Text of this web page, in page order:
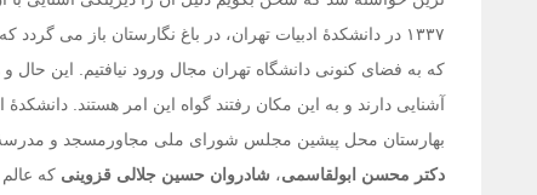
۱۳۳۷ در دانشکدۀ ادبیات تهران، در باغ نگارستان باز می
که به فضای کنونی دانشگاه تهران مجال ورود نیافتیم. این حال
آشنایی دارند و به این مکان رفتند گواه این امر هستند.
بهارستان محل پیشین مجلس شورای ملی مجاورمسجد و مدرسۀ
دکتر محسن ابولقاسمی، شادروان حسین جلالی قزوینی که عالم